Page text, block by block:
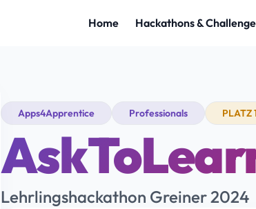
Apps4Apprentice Professionals PLATZ
Lehrlingshackathon Greiner 2024